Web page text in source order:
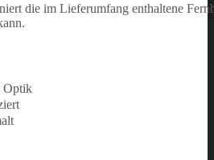
die im Lieferumfang enthaltene
Optik